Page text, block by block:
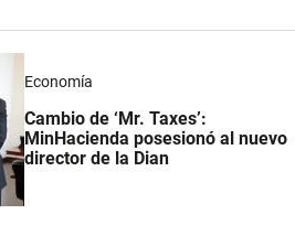
Economía
Cambio de ‘Mr. Taxes’:
MinHacienda posesionó al nuevo
director de la Dian